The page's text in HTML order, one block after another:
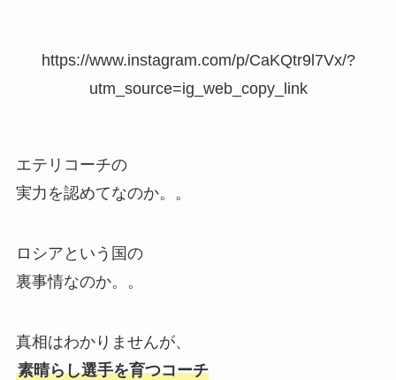
https://www.instagram.com/p/CaKQtr9l7Vx/?
utm_source=ig_web_copy_link
エテリコーチの
実力を認めてなのか。。
ロシアという国の
裏事情なのか。。
真相はわかりませんが、
素晴らし選手を育つコーチ